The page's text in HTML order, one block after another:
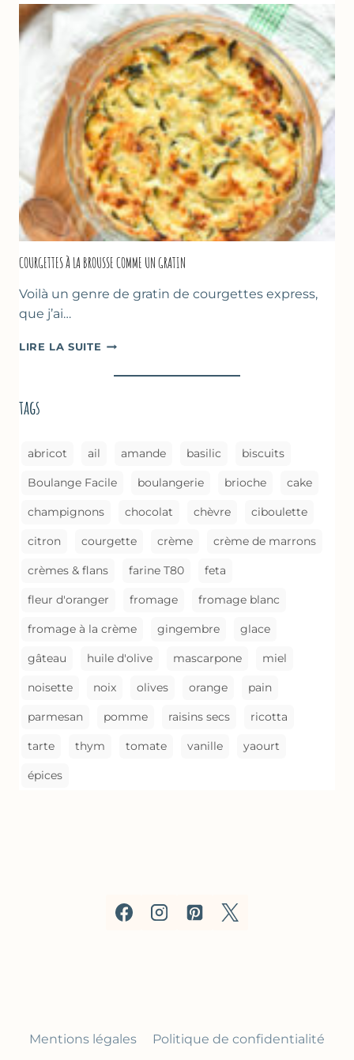
ÉPAISSE
À
LA
FARINE
DE
POIS
CHICHE
–
CUISSON
AU
FOUR
COURGETTES À LA BROUSSE COMME UN GRATIN
Voilà un genre de gratin de courgettes express,
que j’ai…
LIRE LA SUITE COURGETTES
LA
tags
abricot ail amande basilic biscuits
Boulange Facile boulangerie brioche cake
champignons chocolat chèvre ciboulette
citron courgette crème crème de marrons
crèmes & flans farine T80 feta
fleur d'oranger fromage fromage blanc
fromage à la crème gingembre glace
gâteau huile d'olive mascarpone miel
noisette noix olives orange pain
parmesan pomme raisins secs ricotta
tarte thym tomate vanille yaourt
épices
Mentions légales Politique de confidentialité